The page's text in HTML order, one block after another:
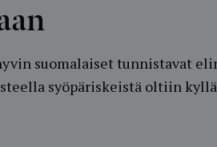
suomalaiset tunnistavat
syöpäriskeistä oltiin